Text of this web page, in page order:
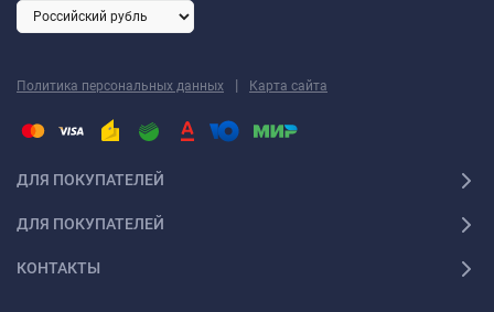
Политика персональных данных | Карта сайта
ДЛЯ ПОКУПАТЕЛЕЙ
ДЛЯ ПОКУПАТЕЛЕЙ
КОНТАКТЫ